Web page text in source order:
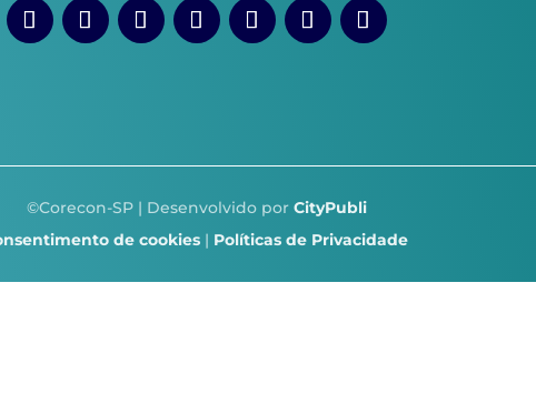
©Corecon-SP | Desenvolvido por CityPubli
de cookies| Políticas de Privacidade